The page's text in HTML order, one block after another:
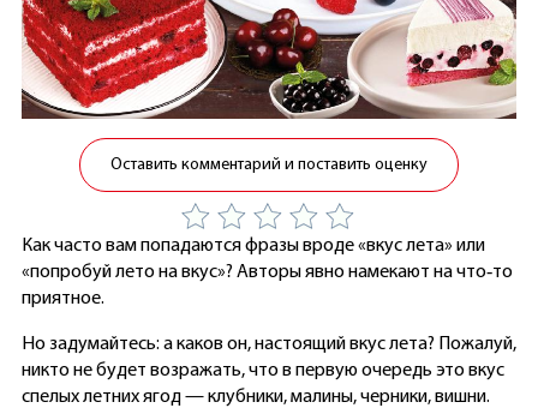
Оставить комментарий и поставить оценку
Как часто вам попадаются фразы вроде «вкус лета» или
«попробуй лето на вкус»? Авторы явно намекают на что‑то
приятное.
Но задумайтесь: а каков он, настоящий вкус лета? Пожалуй,
никто не будет возражать, что в первую очередь это вкус
спелых летних ягод — клубники, малины, черники, вишни.